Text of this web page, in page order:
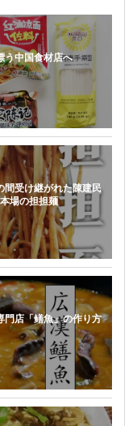
う中国食材店へ
間受け継がれた陳建民
場の担担麺
門店「鳝魚」の作り方